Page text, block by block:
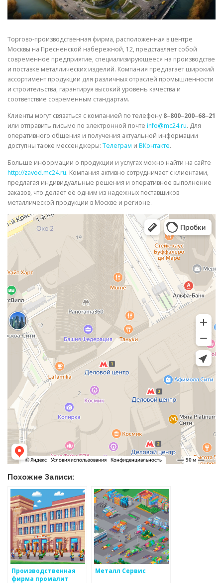
Торгово-производственная фирма, расположенная в центре
Москвы на Пресненской набережной, 12, представляет собой
современное предприятие, специализирующееся на производстве
и поставке металлических изделий. Компания предлагает широкий
ассортимент продукции для различных отраслей промышленности
и строительства, гарантируя высокий уровень качества и
соответствие современным стандартам.
Клиенты могут связаться с компанией по телефону 8‒800‒200‒68‒21
или отправить письмо по электронной почте info@mc24.ru. Для
оперативного общения и получения актуальной информации
доступны также мессенджеры: Телеграм и ВКонтакте.
Больше информации о продукции и услугах можно найти на сайте
http://zavod.mc24.ru. Компания активно сотрудничает с клиентами,
предлагая индивидуальные решения и оперативное выполнение
заказов, что делает её одним из надежных поставщиков
металлической продукции в Москве и регионе.
Похожие Записи:
Производственная
фирма промалит
Металл Сервис